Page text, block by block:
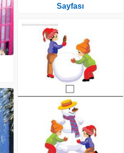
Sayfası